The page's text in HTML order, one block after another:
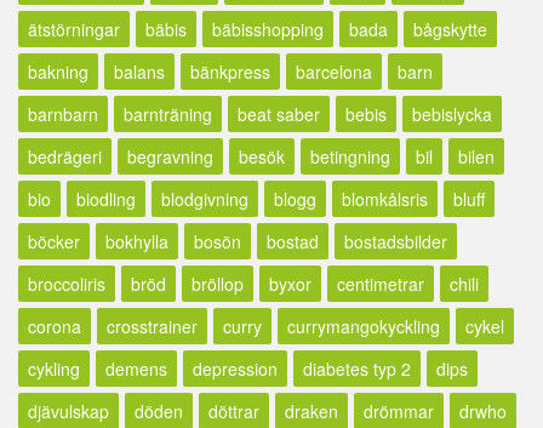
ätstörningar
bäbis bäbisshopping bada
bågskytte
bakning
balans bänkpress barcelona
barn
barnbarn
barnträning beat saber bebis
bebislycka
bedrägeri
begravning besök betingning bil
bilen
bio
biodling blodgivning blogg blomkålsris
bluff
böcker
bokhylla bosön bostad
bostadsbilder
broccoliris
bröd bröllop byxor centimetrar
chili
corona
crosstrainer curry currymangokyckling
cykel
cykling
demens depression diabetes typ 2
dips
djävulskap
döden döttrar draken drömmar
drwho